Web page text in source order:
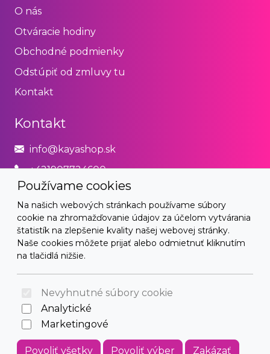
Používame cookies
Na našich webových stránkach používame súbory
cookie na zhromažďovanie údajov za účelom vytvárania
štatistík na zlepšenie kvality našej webovej stránky.
Naše cookies môžete prijať alebo odmietnuť kliknutím
na tlačidlá nižšie.
Nevyhnutné súbory cookie
Analytické
Marketingové
Povoliť všetky Povoliť výber Zakázať
O nás
Otváracie hodiny
Obchodné podmienky
Odstúpiť od zmluvy tu
Kontakt
Kontakt
info@kayashop.sk
+421907724600
Právne
Obchodné podmienky
Zásady používania cookies
© 2026 Arrabella s.r.o., mayabella s.r.o., Všetky práva
vyhradené.
Hosting: - Web: